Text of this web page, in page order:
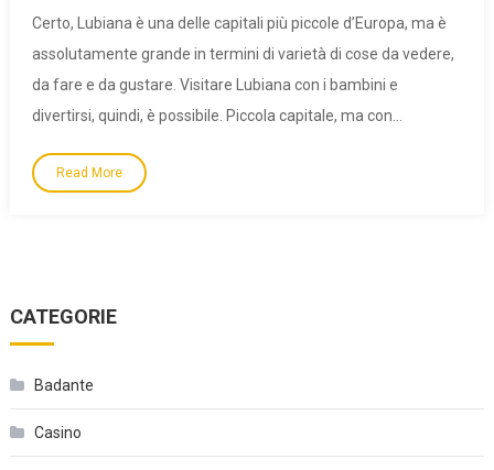
Certo, Lubiana è una delle capitali più piccole d’Europa, ma è
assolutamente grande in termini di varietà di cose da vedere,
da fare e da gustare. Visitare Lubiana con i bambini e
divertirsi, quindi, è possibile. Piccola capitale, ma con…
Read More
CATEGORIE
Badante
Casino